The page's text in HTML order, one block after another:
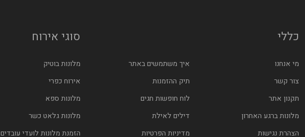
כללי
מי אנחנו
איך משתמשים באתר
צור קשר
תיק ההזמנות
תקנון אתר
לוח חופשות חגים
מלונות ברגע האחרון
דילים לאילת
הצהרת נגישות
מדיניות הפרטיות
סוגי אירוח
מלונות בוטיק
אירוח כפרי
מלונות ספא
מלונות גלאט כשר
הזמנת מלונות לועדי עובדים